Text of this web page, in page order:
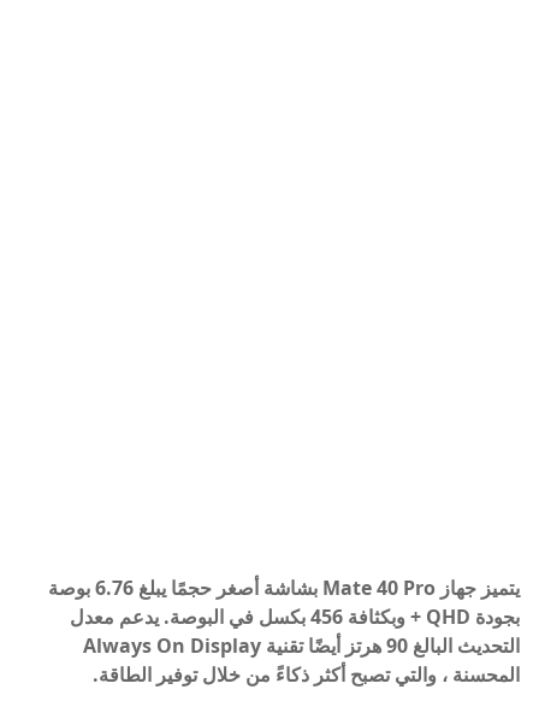
يتميز جهاز Mate 40 Pro بشاشة أصغر حجمًا يبلغ 6.76 بوصة
بجودة QHD + وبكثافة 456 بكسل في البوصة. يدعم معدل
التحديث البالغ 90 هرتز أيضًا تقنية Always On Display
المحسنة ، والتي تصبح أكثر ذكاءً من خلال توفير الطاقة.